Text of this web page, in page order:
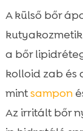
A külső bőr
a bőr
kolloid zab és
mintsampon
Az irritált bőr